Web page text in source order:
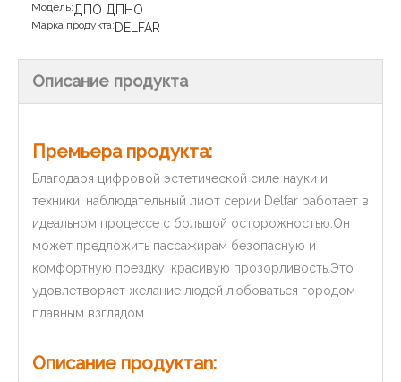
Модель: ДПО ДПНО
Марка продукта: DELFAR
Описание продукта
Премьера продукта:
Благодаря цифровой эстетической силе науки и
техники, наблюдательный лифт серии Delfar работает в
идеальном процессе с большой осторожностью.Он
может предложить пассажирам безопасную и
комфортную поездку, красивую прозорливость.Это
удовлетворяет желание людей любоваться городом
плавным взглядом.
Описание продуктаn: